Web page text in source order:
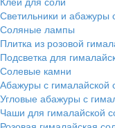
Светильники и абажуры
Соляные лампы
Плитка из розовой
Подсветка для
Солевые камни
Абажуры с гималайской
Угловые абажуры с
Чаши для гималайской